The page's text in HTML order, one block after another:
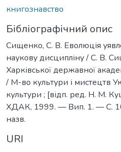
книгознавство
Бібліографічний опис
Сищенко, С. В. Еволюція
наукову дисципліну / С. В.
Харківської державної
/ М-во культури і мистецтв
культури ; [відп. ред. Н. М.
ХДАК, 1999. — Вип. 1. — С.
назв.
URI